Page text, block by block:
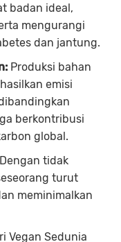
badan ideal,
mengurangi
dan jantung.
Produksi bahan
emisi
berkontribusi
global.
Dengan tidak
turut
meminimalkan
Vegan Sedunia